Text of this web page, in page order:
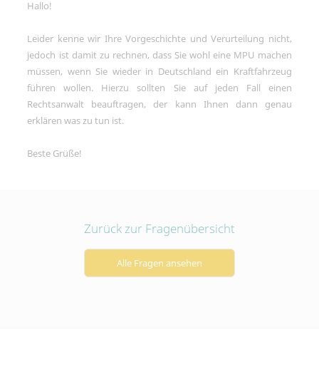
Hallo!
Leider kenne wir Ihre Vorgeschichte und Verurteilung nicht,
jedoch ist damit zu rechnen, dass Sie wohl eine MPU machen
müssen, wenn Sie wieder in Deutschland ein Kraftfahrzeug
führen wollen. Hierzu sollten Sie auf jeden Fall einen
Rechtsanwalt beauftragen, der kann Ihnen dann genau
erklären was zu tun ist.
Beste Grüße!
Zurück zur Fragenübersicht
Alle Fragen ansehen